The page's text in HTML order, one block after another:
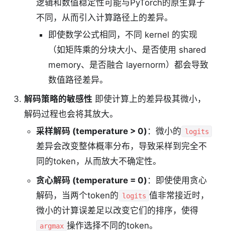
逻辑和数值稳定性可能与PyTorch的原生算子
不同，从而引入计算路径上的差异。
即使数学公式相同，不同 kernel 的实现
（如矩阵乘的分块大小、是否使用 shared
memory、是否融合 layernorm）都会导致
数值路径差异。
解码策略的敏感性 即使计算上的差异极其微小，
解码过程也会将其放大。
采样解码 (temperature > 0) ：微小的 logits
差异会改变整体概率分布，导致采样到完全不
同的token，从而放大不确定性。
贪心解码 (temperature = 0) ：即使使用贪心
解码，当两个token的 logits 值非常接近时，
微小的计算误差足以改变它们的排序，使得
argmax 操作选择不同的token。